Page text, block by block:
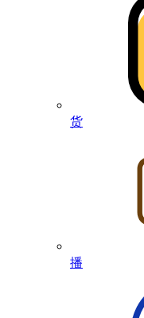
货
播